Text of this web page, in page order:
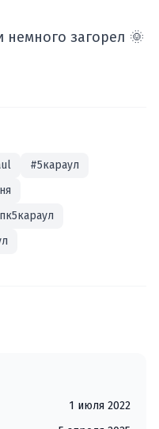
немного загорел 🌞
#5караул
1 июля 2022